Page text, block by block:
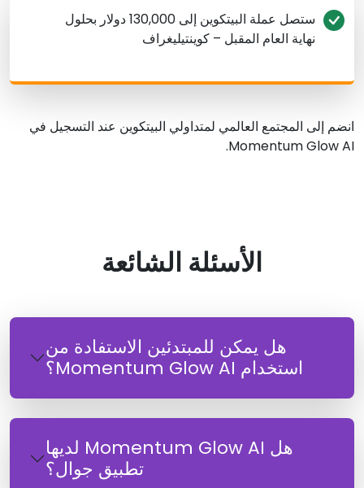
ستصل عملة البيتكوين إلى 130,000 دولار بحلول
نهاية العام المقبل – كوينتيليغراف
انضم إلى المجتمع العالمي لمتداولي البيتكوين عند التسجيل في
Momentum Glow AI.
الأسئلة الشائعة
هل يمكن للمبتدئين الاستفادة من
استخدام Momentum Glow AI؟
هل Momentum Glow AI لديها
تطبيق جوال؟